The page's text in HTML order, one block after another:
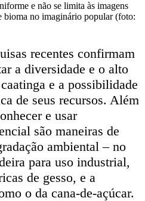
e não se limita às imagens
bioma no imaginário popular (foto:
recentes confirmam
a diversidade e o alto
e a possibilidade
de seus recursos. Além
e usar
são maneiras de
ambiental – no
para uso industrial,
de gesso, e a
o da cana-de-açúcar.